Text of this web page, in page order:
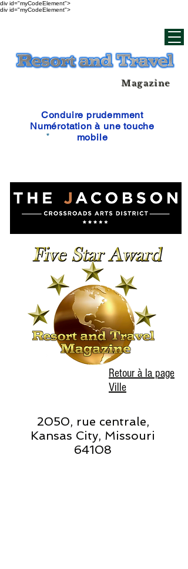
div id="myCodeElement">
div id="myCodeElement">
Magazine
Conduire prudemment
Numérotation à une touche
mobile
Retour à la page
Ville
2050, rue centrale,
Kansas City, Missouri
64108